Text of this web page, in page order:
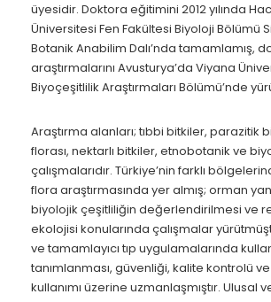
üyesidir. Doktora eğitimini 2012 yılında
Üniversitesi Fen Fakültesi Biyoloji Bölümü
Botanik Anabilim Dalı’nda tamamlamış,
araştırmalarını Avusturya’da Viyana
Biyoçeşitlilik Araştırmaları Bölümü’nde
Araştırma alanları; tıbbi bitkiler, parazitik
florası, nektarlı bitkiler, etnobotanik ve
çalışmalarıdır. Türkiye’nin farklı
flora araştırmasında yer almış; orman
biyolojik çeşitliliğin değerlendirilmesi ve
ekolojisi konularında çalışmalar
ve tamamlayıcı tıp uygulamalarında
tanımlanması, güvenliği, kalite kontrolü
kullanımı üzerine uzmanlaşmıştır. Ulusal